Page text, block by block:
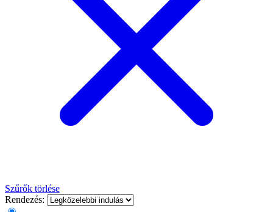
Szűrők törlése
Rendezés: